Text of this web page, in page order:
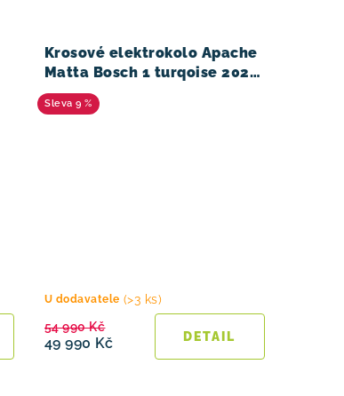
Krosové elektrokolo Apache
Matta Bosch 1 turqoise 2024
(28)
9 %
U dodavatele (>3 ks)
49 990 Kč
54 990 Kč